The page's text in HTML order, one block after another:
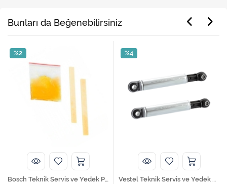
Bunları da Beğenebilirsiniz
%2
Bosch Teknik Servis ve Yedek Parça Hizmetleri
%4
Vestel Teknik Servis ve Yedek Parça Hizmetleri